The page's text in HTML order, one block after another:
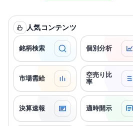
人気コンテンツ
銘柄検索 個別分析
市場需給
空売り比
率
決算速報 適時開示